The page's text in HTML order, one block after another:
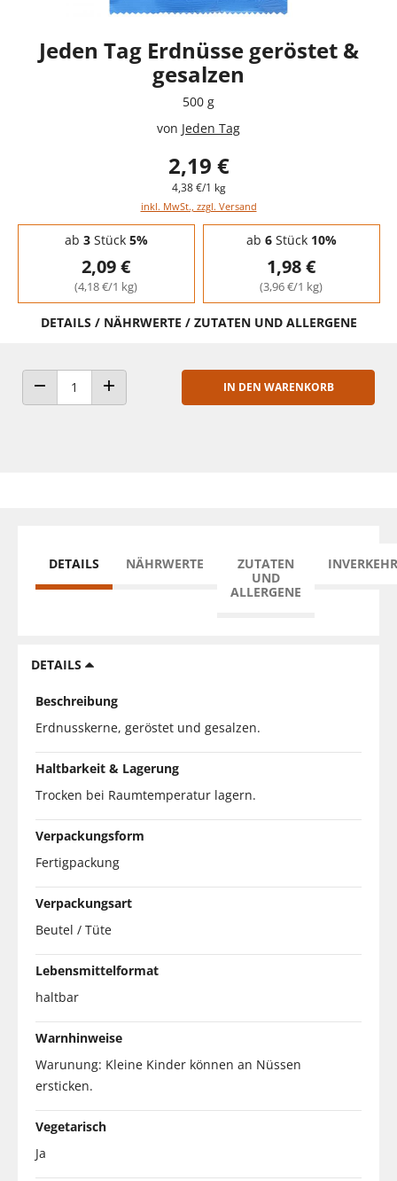
Jeden Tag Erdnüsse geröstet &
gesalzen
500 g
von Jeden Tag
2,19 €
4,38 €/1 kg
inkl. MwSt., zzgl. Versand
Staffelpreise - Mengenrabatt
ab 3Stück 5%
2,09 €
(4,18 €/1 kg)
ab 6Stück 10%
1,98 €
(3,96 €/1 kg)
DETAILS / NÄHRWERTE / ZUTATEN UND ALLERGENE
ANZAHL VERRINGERNANZAHL ERHÖHEN
IN DEN WARENKORB
DETAILS NÄHRWERTE
ZUTATEN
UND
ALLERGENE
DETAILS
Beschreibung
Erdnusskerne, geröstet und gesalzen.
Haltbarkeit & Lagerung
Trocken bei Raumtemperatur lagern.
Verpackungsform
Fertigpackung
Verpackungsart
Beutel / Tüte
Lebensmittelformat
haltbar
Warnhinweise
Warunung: Kleine Kinder können an Nüssen
ersticken.
Vegetarisch
Ja